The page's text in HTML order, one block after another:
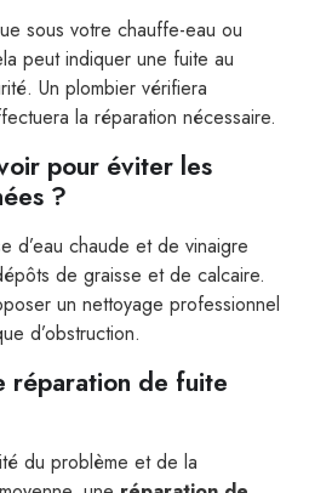
sous votre chauffe-eau ou
peut indiquer une fuite au
Un plombier vérifiera
la réparation nécessaire.
pour éviter les
?
d’eau chaude et de vinaigre
de graisse et de calcaire.
un nettoyage professionnel
d’obstruction.
réparation de fuite
du problème et de la